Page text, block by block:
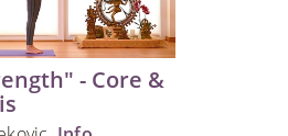
- Core &